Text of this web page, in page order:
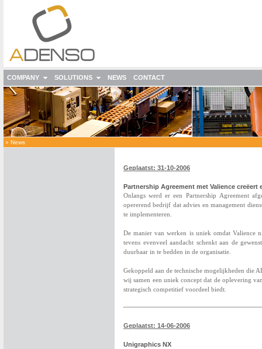
COMPANY SOLUTIONS NEWS CONTACT
» News
Geplaatst: 31-10-2006
Partnership Agreement met Valience creëert
Onlangs werd er een Partnership
Agreement
opererend bedrijf dat advies en management
te implementeren.
De manier van werken is uniek omdat Valience
tevens evenveel aandacht schenkt aan de
duurbaar in te bedden in de organisatie.
Gekoppeld aan de technische mogelijkheden die
wij samen een uniek concept dat de oplevering
strategisch competitief voordeel biedt.
Geplaatst: 14-06-2006
Unigraphics NX